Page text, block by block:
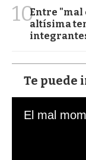
10Entre "mal
altísima
Te puede